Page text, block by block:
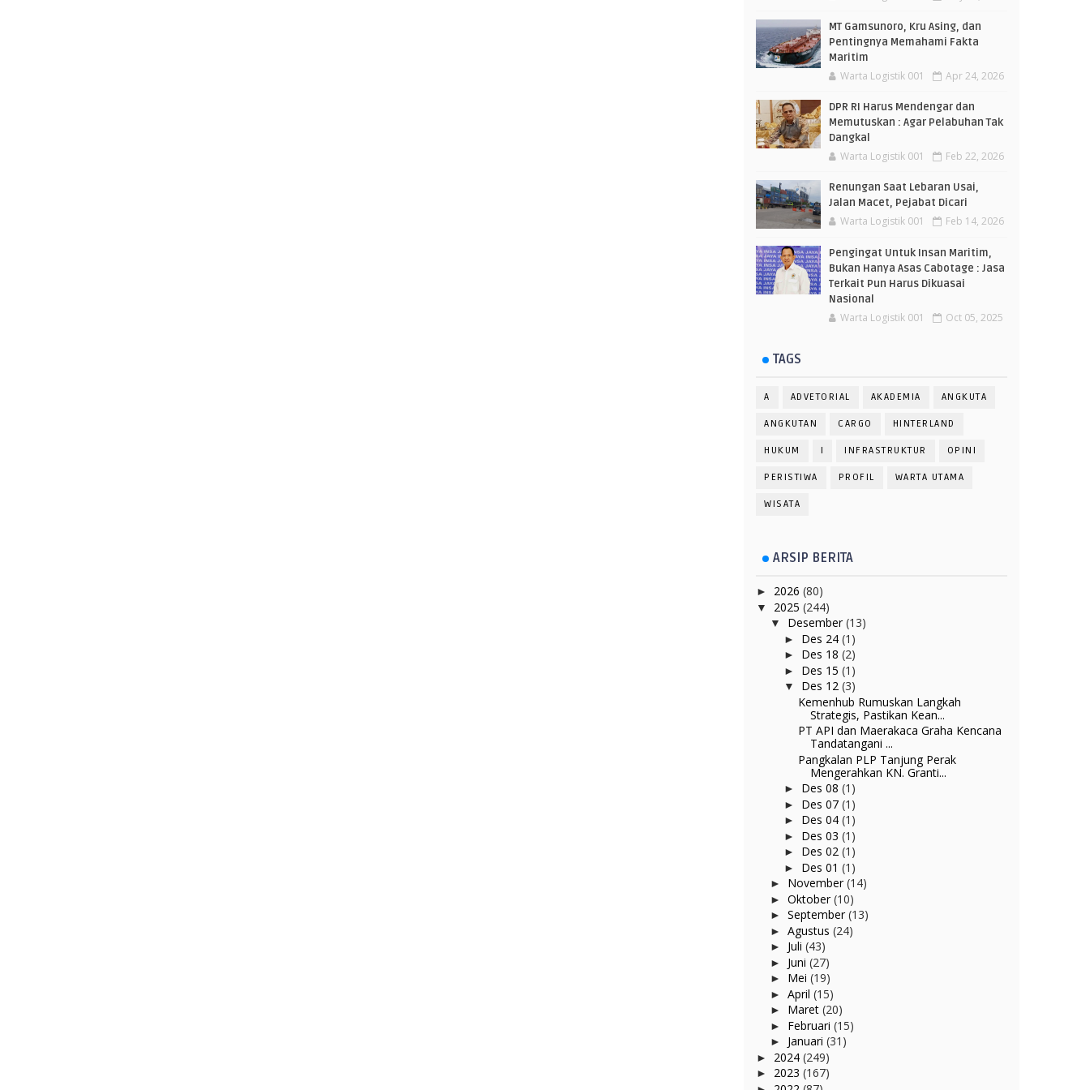
MT Gamsunoro, Kru Asing, dan
Pentingnya Memahami Fakta
Maritim
Warta Logistik 001 Apr 24, 2026
DPR RI Harus Mendengar dan
Memutuskan : Agar Pelabuhan Tak
Dangkal
Warta Logistik 001 Feb 22, 2026
Renungan Saat Lebaran Usai,
Jalan Macet, Pejabat Dicari
Warta Logistik 001 Feb 14, 2026
Pengingat Untuk Insan Maritim,
Bukan Hanya Asas Cabotage : Jasa
Terkait Pun Harus Dikuasai
Nasional
Warta Logistik 001 Oct 05, 2025
TAGS
A ADVETORIAL AKADEMIA ANGKUTA
ANGKUTAN CARGO HINTERLAND
HUKUM I INFRASTRUKTUR OPINI
PERISTIWA PROFIL WARTA UTAMA
WISATA
ARSIP BERITA
► 2026 (80)
▼ 2025 (244)
▼ Desember(13)
► Des 24 (1)
► Des 18 (2)
► Des 15 (1)
▼ Des 12 (3)
Kemenhub Rumuskan Langkah
Strategis, Pastikan Kean...
PT API dan Maerakaca Graha Kencana
Tandatangani ...
Pangkalan PLP Tanjung Perak
Mengerahkan KN. Granti...
► Des 08 (1)
► Des 07 (1)
► Des 04 (1)
► Des 03 (1)
► Des 02 (1)
► Des 01 (1)
► November(14)
► Oktober(10)
► September(13)
► Agustus (24)
► Juli (43)
► Juni (27)
► Mei (19)
► April (15)
► Maret (20)
► Februari (15)
► Januari (31)
► 2024 (249)
► 2023 (167)